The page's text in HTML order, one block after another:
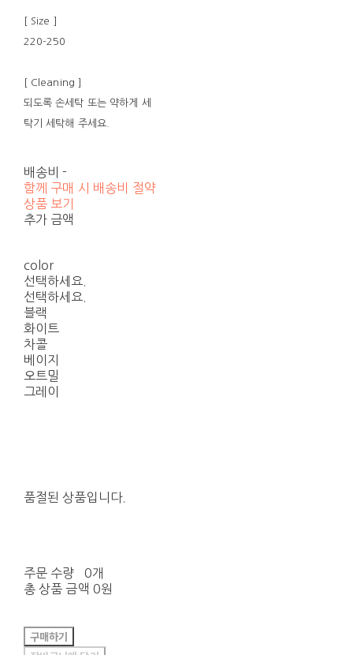
[ Size ]
220-250
[ Cleaning ]
되도록 손세탁 또는 약하게 세
탁기 세탁해 주세요.
배송비 -
함께 구매 시 배송비 절약
상품 보기
추가 금액
color
선택하세요.
선택하세요.
블랙
화이트
차콜
베이지
오트밀
그레이
품절된 상품입니다.
주문 수량
0개
총 상품 금액 0원
구매하기